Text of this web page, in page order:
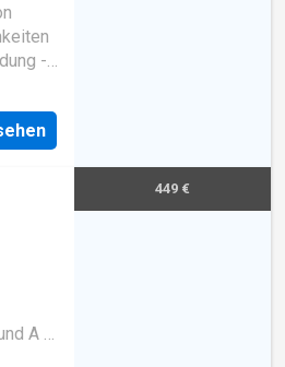
-
A 1.
449 €